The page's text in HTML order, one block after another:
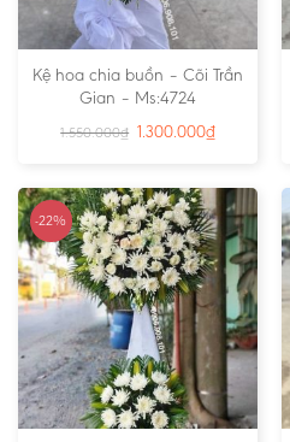
Kệ hoa chia buồn – Cõi Trần
Gian – Ms:4724
1.550.000₫ 1.300.000₫
-22%